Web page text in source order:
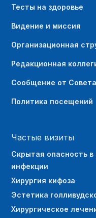
Тесты на здоровье
Видение и миссия
Организационная
Редакционная
Сообщение от
Политика посещений
Частые визиты
Скрытая опасность
инфекции
Хирургия кифоза
Эстетика
Хирургическое